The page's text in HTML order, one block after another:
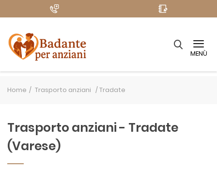
MENÙ
Home Trasporto anziani /Tradate
Trasporto anziani - Tradate
(Varese)